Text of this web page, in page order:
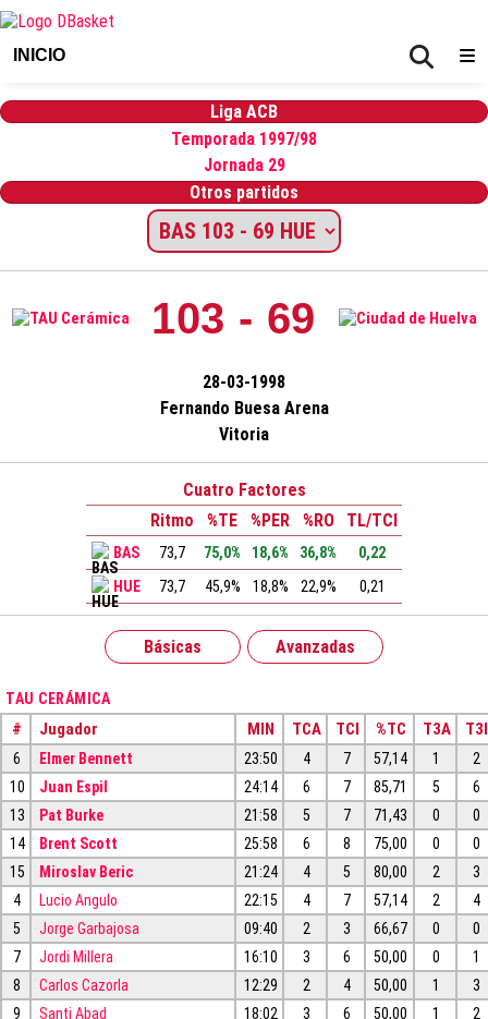
INICIO
Liga ACB
Temporada 1997/98
Jornada 29
Otros partidos
103 - 69
28-03-1998
Fernando Buesa Arena
Vitoria
Cuatro Factores
Ritmo
%TE %PER %RO TL/TCI
BAS 73,7 75,0% 18,6% 36,8%
0,22
HUE
73,7 45,9% 18,8% 22,9% 0,21
Básicas Avanzadas
TAU CERÁMICA
# Jugador MIN TCA TCI %TC T3A T3I
6 Elmer Bennett 23:50 4 7 57,14 1
2
10
Juan Espil 24:14 6 7 85,71 5
6
13
Pat Burke 21:58 5 7 71,43 0
0
14
Brent Scott 25:58 6 8 75,00 0
0
15
Miroslav Beric 21:24 4 5 80,00 2
3
4
Lucio Angulo 22:15 4 7 57,14 2
4
5
Jorge Garbajosa 09:40 2 3 66,67 0
0
7
Jordi Millera 16:10 3 6 50,00 0
1
8
Carlos Cazorla 12:29 2 4 50,00 1
3
9
Santi Abad 18:02 3 6 50,00 1
2